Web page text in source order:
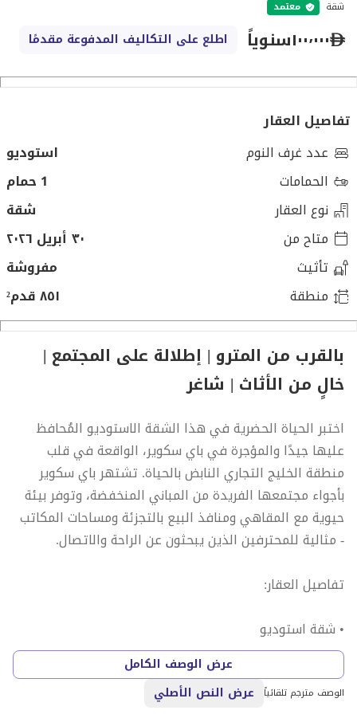
شقة معتمد
١٠٠٬٠٠٠سنوياً اطلع على التكاليف المدفوعة مقدمًا
تفاصيل العقار
عدد غرف النوم
استوديو
الحمامات
1 حمام
نوع العقار
شقة
متاح من
٣٠ أبريل ٢٠٢٦
تأثيث
مفروشة
منطقة
٨٥١ قدم²
بالقرب من المترو | إطلالة على المجتمع |
خالٍ من الأثاث | شاغر
اختبر الحياة الحضرية في هذا الشقة الاستوديو المُحافظ
عليها جيدًا والمؤجرة في باي سكوير، الواقعة في قلب
منطقة الخليج التجاري النابض بالحياة. تشتهر باي سكوير
بأجواء مجتمعها الفريدة من المباني المنخفضة، وتوفر بيئة
حيوية مع المقاهي ومنافذ البيع بالتجزئة ومساحات المكاتب
- مثالية للمحترفين الذين يبحثون عن الراحة والاتصال.
تفاصيل العقار:
• شقة استوديو
• مفروشة بالكامل
• بالقرب من المترو
• تصميم ذكي وفعال
عرض الوصف الكامل
الوصف مترجم تلقائياً عرض النص الأصلي